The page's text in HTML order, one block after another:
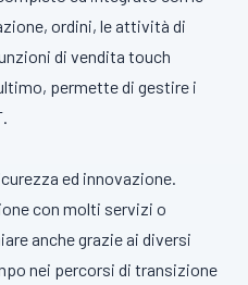
ordini, le attività di
di vendita touch
permette di gestire i
ed innovazione.
con molti servizi o
anche grazie ai diversi
nei percorsi di transizione